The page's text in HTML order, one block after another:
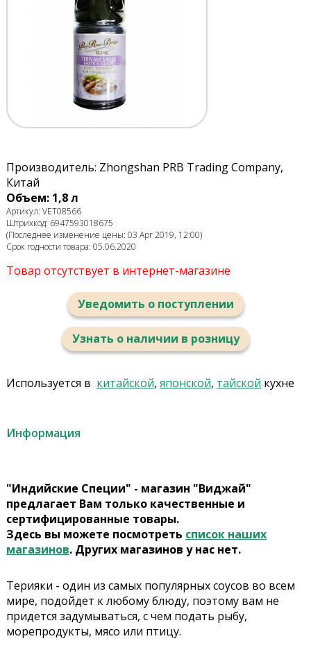
Производитель: Zhongshan PRB Trading Company,
Китай
Объем: 1,8 л
Артикул: VET08566
Штрихкод: 6947593018675
(Последнее изменение цены: 03 Apr 2019, 12:00)
Срок годности товара: 05.06.2020
Товар отсутствует в интернет-магазине
Уведомить о поступлении
Узнать о наличии в розницу
Используется в китайской, японской, тайской кухне
Информация
"Индийские Специи" - магазин "Виджай"
предлагает Вам только качественные и
сертифицированные товары.
Здесь вы можете посмотреть список наших
магазинов. Других магазинов у нас нет.
Терияки - один из самых популярных соусов во всем
мире, подойдет к любому блюду, поэтому вам не
придется задумываться, с чем подать рыбу,
морепродукты, мясо или птицу.